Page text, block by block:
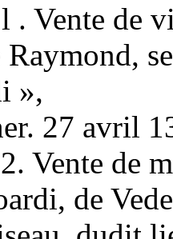
. Vente de
Raymond,
»,
27 avril
Vente de
de